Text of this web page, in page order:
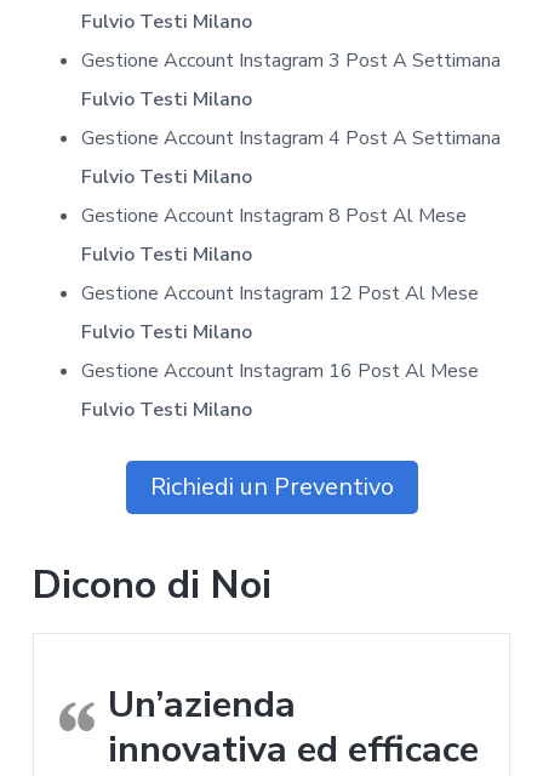
Fulvio Testi Milano
Gestione Account Instagram 3 Post A Settimana
Fulvio Testi Milano
Gestione Account Instagram 4 Post A Settimana
Fulvio Testi Milano
Gestione Account Instagram 8 Post Al Mese
Fulvio Testi Milano
Gestione Account Instagram 12 Post Al Mese
Fulvio Testi Milano
Gestione Account Instagram 16 Post Al Mese
Fulvio Testi Milano
Richiedi un Preventivo
Dicono di Noi
Un’azienda
innovativa ed efficace